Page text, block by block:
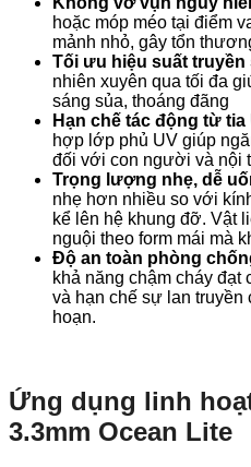
hoặc móp méo tại điểm
mảnh nhỏ, gây tổn
Tối ưu hiệu suất truyền
nhiên xuyên qua tối đa
sáng sủa, thoáng đãng
Hạn chế tác động từ tia
hợp lớp phủ UV giúp
đối với con người và nội
Trọng lượng nhẹ, dễ
nhẹ hơn nhiều so với
kể lên hệ khung đỡ. Vật
nguội theo form mái mà
Độ an toàn phòng
khả năng chậm cháy
và hạn chế sự lan truyền
hoạn.
Ứng dụng linh
3.3mm Ocean Lite